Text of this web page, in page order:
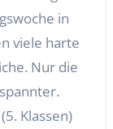
in
viele harte
Nur die
Klassen)